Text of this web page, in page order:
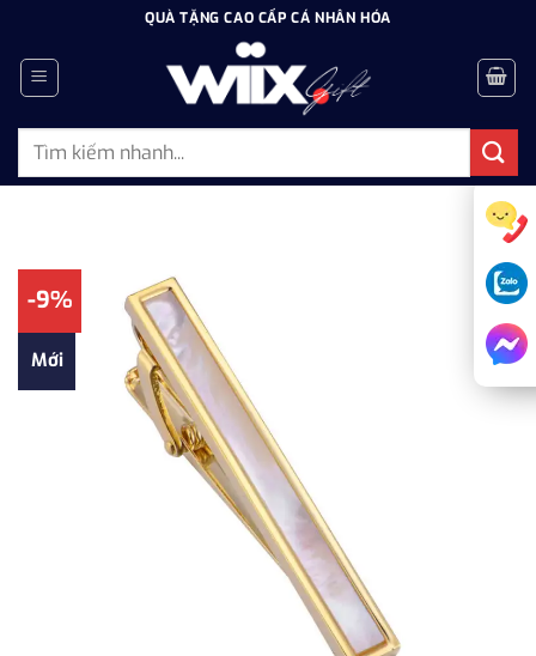
dung
QUÀ TẶNG CAO CẤP CÁ NHÂN HÓA
Tìm
-9%
Mới